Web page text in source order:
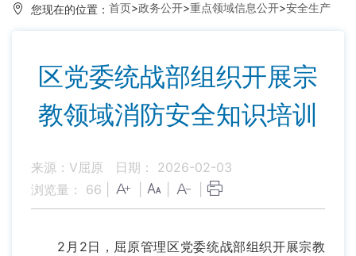
您现在的位置： 首页>政务公开>重点领域信息公开>安全生产
区党委统战部组织开展宗
教领域消防安全知识培训
来源：V屈原
日期： 2026-02-03
浏览量： 66
2月2日，屈原管理区党委统战部组织开展宗教